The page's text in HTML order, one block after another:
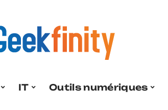
IT Outils numériques